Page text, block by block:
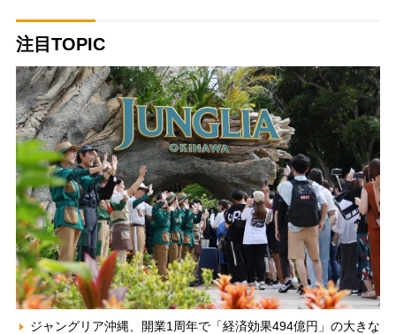
注目TOPIC
ジャングリア沖縄、開業1周年で「経済効果494億円」の大きな